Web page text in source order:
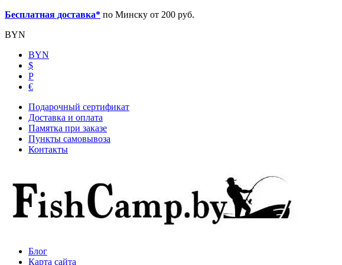
Бесплатная доставка* по Минску от 200 руб.
BYN
BYN
$
Р
€
Подарочный сертификат
Доставка и оплата
Памятка при заказе
Пункты самовывоза
Контакты
Блог
Карта сайта